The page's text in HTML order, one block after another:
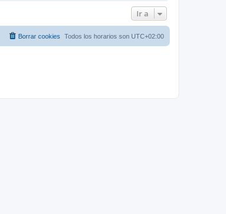
Ir a
Todos los horarios son UTC+02:00
Borrar cookies